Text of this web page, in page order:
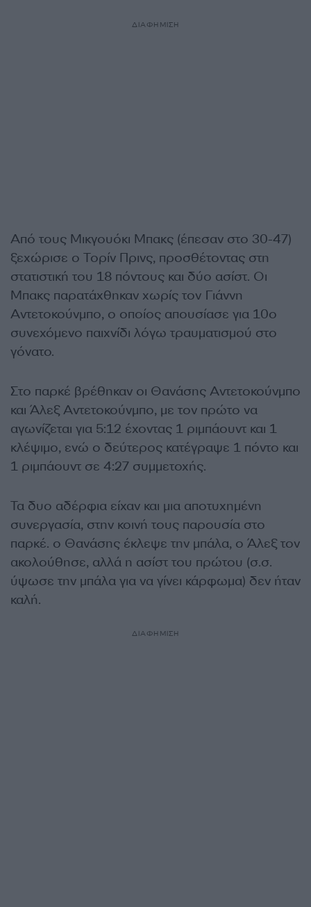
ΔΙΑΦΗΜΙΣΗ
Από τους Μικγουόκι Μπακς (έπεσαν στο 30-47)
ξεχώρισε ο Τορίν Πρινς, προσθέτοντας στη
στατιστική του 18 πόντους και δύο ασίστ. Οι
Μπακς παρατάχθηκαν χωρίς τον Γιάννη
Αντετοκούνμπο, ο οποίος απουσίασε για 10ο
συνεχόμενο παιχνίδι λόγω τραυματισμού στο
γόνατο.
Στο παρκέ βρέθηκαν οι Θανάσης Αντετοκούνμπο
και Άλεξ Αντετοκούνμπο, με τον πρώτο να
αγωνίζεται για 5:12 έχοντας 1 ριμπάουντ και 1
κλέψιμο, ενώ ο δεύτερος κατέγραψε 1 πόντο και
1 ριμπάουντ σε 4:27 συμμετοχής.
Τα δυο αδέρφια είχαν και μια αποτυχημένη
συνεργασία, στην κοινή τους παρουσία στο
παρκέ. ο Θανάσης έκλεψε την μπάλα, ο Άλεξ τον
ακολούθησε, αλλά η ασίστ του πρώτου (σ.σ.
ύψωσε την μπάλα για να γίνει κάρφωμα) δεν ήταν
καλή.
ΔΙΑΦΗΜΙΣΗ